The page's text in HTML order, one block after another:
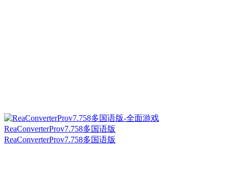
ReaConverterProv7.758多国语版
ReaConverterProv7.758多国语版